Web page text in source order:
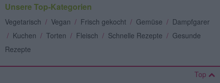
Unsere Top-Kategorien
Vegetarisch / Vegan / Frisch gekocht / Gemüse / Dampfgarer
/ Kuchen / Torten / Fleisch / Schnelle Rezepte / Gesunde
Rezepte
Top